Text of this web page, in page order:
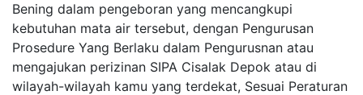
Bening dalam pengeboran yang mencangkupi
kebutuhan mata air tersebut, dengan Pengurusan
Prosedure Yang Berlaku dalam Pengurusnan atau
mengajukan perizinan SIPA Cisalak Depok atau di
wilayah-wilayah kamu yang terdekat, Sesuai Peraturan